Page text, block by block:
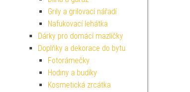
Grily a grilovací nářadí
Nafukovací lehátka
Dárky pro domácí mazlíčky
Doplňky a dekorace do bytu
Fotorámečky
Hodiny a budíky
Kosmetická zrcátka